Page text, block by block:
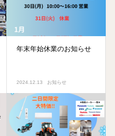
年末年始休業のお知らせ
2024.12.13 お知らせ